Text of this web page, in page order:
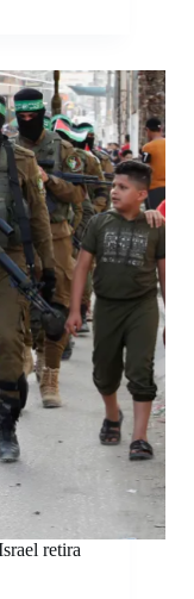
retira